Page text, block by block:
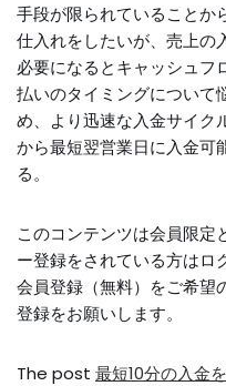
手段が限られていることか
仕入れをしたいが、売上の
必要になるとキャッシュフ
払いのタイミングについて
め、より迅速な入金サイク
から最短翌営業日に入金可
る。
このコンテンツは会員限定
ー登録をされている方はロ
会員登録（無料）をご希望
登録をお願いします。
The post 最短10分の入金